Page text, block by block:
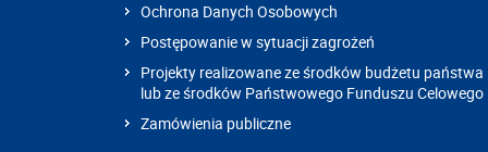
Ochrona Danych Osobowych
Postępowanie w sytuacji zagrożeń
Projekty realizowane ze środków budżetu państwa
lub ze środków Państwowego Funduszu Celowego
Zamówienia publiczne